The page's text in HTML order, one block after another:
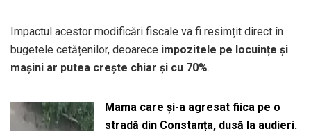
Impactul acestor modificări fiscale va fi resimțit direct în
bugetele cetățenilor, deoarece impozitele pe locuințe și
mașini ar putea crește chiar și cu 70%.
Mama care și-a agresat fiica pe o
stradă din Constanța, dusă la audieri.